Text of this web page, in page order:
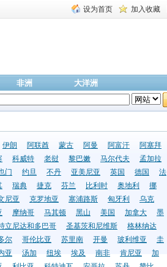
设为首页 加入收藏
非洲 大洋洲
伊朗 阿联酋 蒙古 阿曼 阿富汗
阿塞拜
科威特 老挝 黎巴嫩 马尔代夫
孟加拉
门 约旦 不丹 亚美尼亚 英国 德国
法
瑞典 捷克 芬兰 比利时 奥地利
挪
尼亚 克罗地亚 塞浦路斯 匈牙利
乌克
摩纳哥 马其顿 黑山 美国 加拿大
墨
立尼达和多巴哥 圣基茨和尼维斯
格林纳达
尔 哥伦比亚 苏里南 开曼 玻利维亚
圭
亚 汤加 纽埃 埃及 南非 肯尼亚
加